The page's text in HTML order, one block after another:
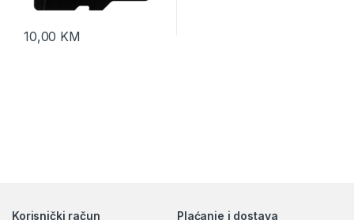
10,00 KM
Korisnički račun
Plaćanje i dostava